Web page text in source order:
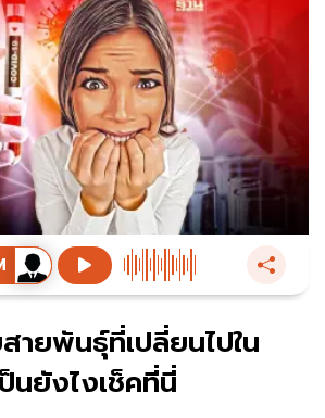
ายพันธุ์ที่เปลี่ยนไปใน
นยังไงเช็คที่นี่